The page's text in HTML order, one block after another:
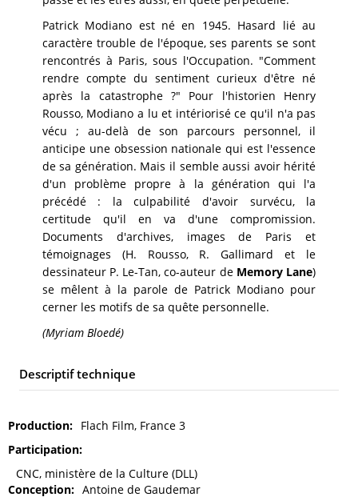
Patrick Modiano est né en 1945. Hasard lié au
caractère trouble de l'époque, ses parents se sont
rencontrés à Paris, sous l'Occupation. "Comment
rendre compte du sentiment curieux d'être né
après la catastrophe ?" Pour l'historien Henry
Rousso, Modiano a lu et intériorisé ce qu'il n'a pas
vécu ; au-delà de son parcours personnel, il
anticipe une obsession nationale qui est l'essence
de sa génération. Mais il semble aussi avoir hérité
d'un problème propre à la génération qui l'a
précédé : la culpabilité d'avoir survécu, la
certitude qu'il en va d'une compromission.
Documents d'archives, images de Paris et
témoignages (H. Rousso, R. Gallimard et le
dessinateur P. Le-Tan, co-auteur de Memory Lane)
se mêlent à la parole de Patrick Modiano pour
cerner les motifs de sa quête personnelle.
(Myriam Bloedé)
Descriptif technique
Production
Flach Film, France 3
Participation
CNC, ministère de la Culture (DLL)
Conception
Antoine de Gaudemar